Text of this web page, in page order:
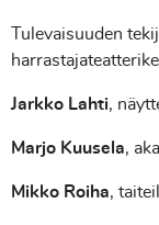
Tulevaisuuden
Jarkko Lahti,
Marjo Kuusela,
Mikko Roiha,